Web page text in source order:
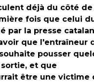
déjà du côté de
fois que celui
par la presse
que l'entraîneur
pousser
et que
être une victime